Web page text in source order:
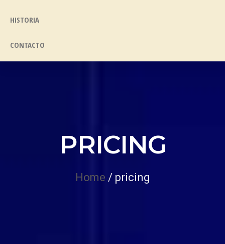
HISTORIA
CONTACTO
PRICING
Home / pricing